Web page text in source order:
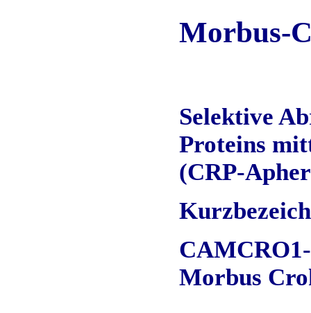
Morbus-
Selektive
Proteins
(CRP-
Morbus